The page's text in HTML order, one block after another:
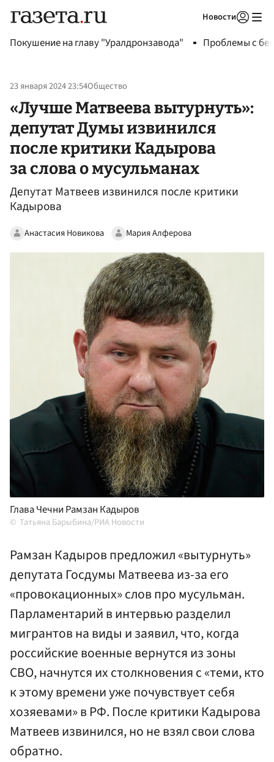
Новости
Покушение на главу "Уралдронзавода" Проблемы с
23 января 2024 23:54Общество
«Лучше Матвеева вытурнуть»:
депутат Думы извинился
после критики Кадырова
за слова о мусульманах
Депутат Матвеев извинился после критики
Кадырова
Анастасия Новикова Мария Алферова
Глава Чечни Рамзан Кадыров
Татьяна Барыбина/РИА Новости
Рамзан Кадыров предложил «вытурнуть»
депутата Госдумы Матвеева из-за его
«провокационных» слов про мусульман.
Парламентарий в интервью разделил
мигрантов на виды и заявил, что, когда
российские военные вернутся из зоны
СВО, начнутся их столкновения с «теми, кто
к этому времени уже почувствует себя
хозяевами» в РФ. После критики Кадырова
Матвеев извинился, но не взял свои слова
обратно.